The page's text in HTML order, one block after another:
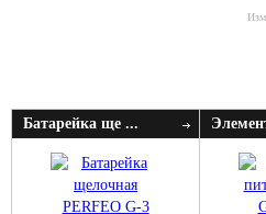
Батарейка ще ...